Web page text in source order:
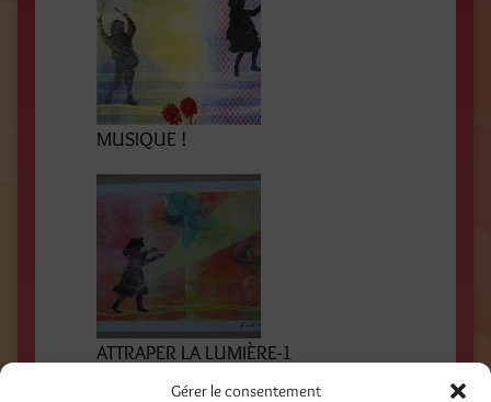
Gérer le consentement
MUSIQUE !
ATTRAPER LA LUMIÈRE-1